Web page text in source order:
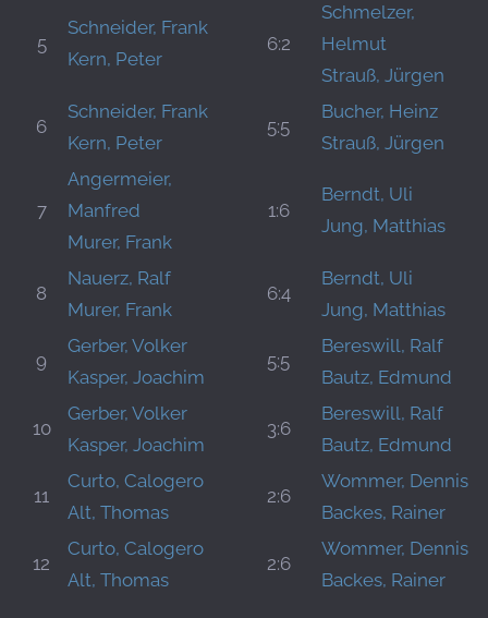
5
Schneider, Frank
Kern, Peter
6:2
Schmelzer,
Helmut
Strauß, Jürgen
6
Schneider, Frank
Kern, Peter
5:5
Bucher, Heinz
Strauß, Jürgen
7
Angermeier,
Manfred
Murer, Frank
1:6
Berndt, Uli
Jung, Matthias
8
Nauerz, Ralf
Murer, Frank
6:4
Berndt, Uli
Jung, Matthias
9
Gerber, Volker
Kasper, Joachim
5:5
Bereswill, Ralf
Bautz, Edmund
10
Gerber, Volker
Kasper, Joachim
3:6
Bereswill, Ralf
Bautz, Edmund
11
Curto, Calogero
Alt, Thomas
2:6
Wommer, Dennis
Backes, Rainer
12
Curto, Calogero
Alt, Thomas
2:6
Wommer, Dennis
Backes, Rainer